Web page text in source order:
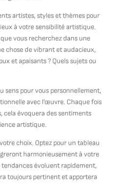
artistes, styles et thèmes pour
à votre sensibilité artistique.
vous recherchez dans une
chose de vibrant et audacieux,
et apaisants ? Quels sujets ou
sens pour vous personnellement,
avec l’œuvre. Chaque fois
cela évoquera des sentiments
artistique.
choix. Optez pour un tableau
harmonieusement à votre
évoluent rapidement,
toujours pertinent et apportera